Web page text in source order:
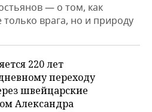
ПФО
— о том, как
врага, но и природу
220 лет
переходу
швейцарские
Александра